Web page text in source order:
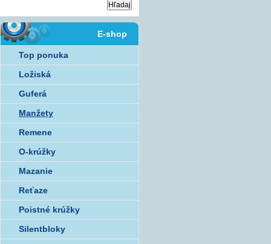
E-shop
Top ponuka
Ložiská
Guferá
Manžety
Remene
O-krúžky
Mazanie
Reťaze
Poistné krúžky
Silentbloky